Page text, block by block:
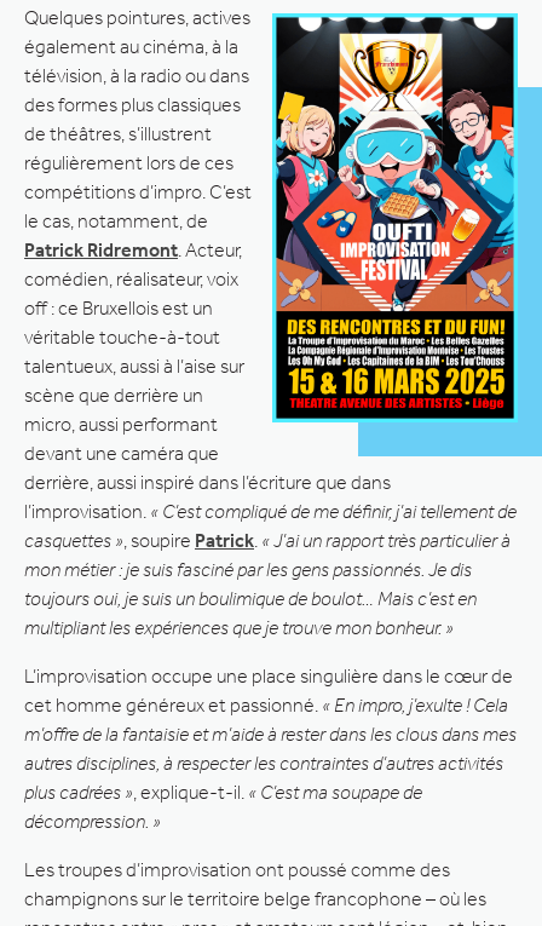
Quelques pointures, actives
également au cinéma, à la
télévision, à la radio ou dans
des formes plus classiques
de théâtres, s’illustrent
régulièrement lors de ces
compétitions d’impro. C’est
le cas, notamment, de
Patrick Ridremont . Acteur,
comédien, réalisateur, voix
off : ce Bruxellois est un
véritable touche-à-tout
talentueux, aussi à l’aise sur
scène que derrière un
micro, aussi performant
devant une caméra que
derrière, aussi inspiré dans l’écriture que dans
l’improvisation. « C’est compliqué de me définir, j’ai tellement de
casquettes » , soupire Patrick « J’ai un rapport très particulier à
mon métier : je suis fasciné par les gens passionnés. Je dis
toujours oui, je suis un boulimique de boulot… Mais c’est en
multipliant les expériences que je trouve mon bonheur. »
L’improvisation occupe une place singulière dans le cœur de
cet homme généreux et passionné. « En impro, j’exulte ! Cela
m’offre de la fantaisie et m’aide à rester dans les clous dans mes
autres disciplines, à respecter les contraintes d’autres activités
plus cadrées » , explique-t-il. « C’est ma soupape de
décompression. »
Les troupes d’improvisation ont poussé comme des
champignons sur le territoire belge francophone – où les